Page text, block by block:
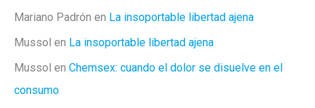
Mariano Padrón en La insoportable libertad ajena
Mussol en La insoportable libertad ajena
Mussol en Chemsex: cuando el dolor se disuelve en el
consumo